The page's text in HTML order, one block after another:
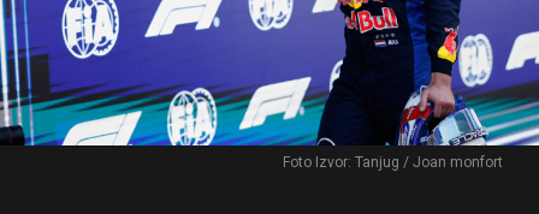
Foto Izvor: Tanjug / Joan monfort